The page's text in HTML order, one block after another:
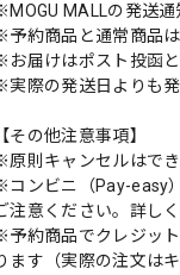
MALLの発送
予約商品と通常商品
お届けはポスト投函
実際の発送日よりも
【その他注意事項】
原則キャンセルはで
コンビニ（Pay-easy
注意ください。詳し
予約商品でクレジッ
ます（実際の注文は